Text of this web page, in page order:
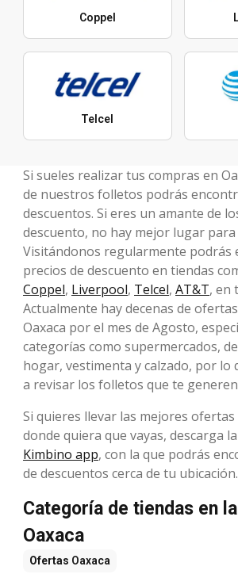
Coppel
Telcel
Si sueles realizar tus compras en
de nuestros folletos podrás
descuentos. Si eres un amante de
descuento, no hay mejor lugar
Visitándonos regularmente podrás
precios de descuento en tiendas
Coppel, Liverpool, Telcel, AT&T, en
Actualmente hay decenas de
Oaxaca por el mes de Agosto,
categorías como supermercados,
hogar, vestimenta y calzado, por lo
a revisar los folletos que te
Si quieres llevar las mejores
donde quiera que vayas, descarga
Kimbino app, con la que podrás
de descuentos cerca de tu ubicación.
Categoría de tiendas en
Oaxaca
Ofertas Oaxaca